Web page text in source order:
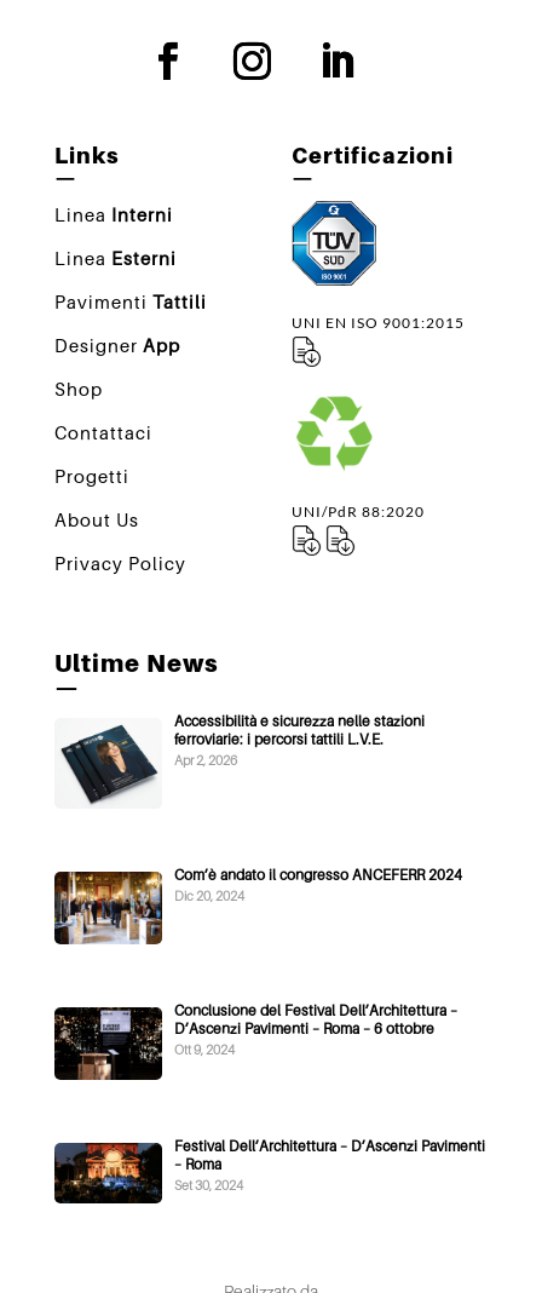
Links
—
Linea Interni
Linea Esterni
Pavimenti Tattili
Designer App
Shop
Contattaci
Progetti
About Us
Privacy Policy
Certificazioni
—
UNI EN ISO 9001:2015
UNI/PdR 88:2020
Ultime News
—
Accessibilità e sicurezza nelle stazioni
ferroviarie: i percorsi tattili L.V.E.
Apr 2, 2026
Com’è andato il congresso ANCEFERR 2024
Dic 20, 2024
Conclusione del Festival Dell’Architettura –
D’Ascenzi Pavimenti – Roma – 6 ottobre
Ott 9, 2024
Festival Dell’Architettura – D’Ascenzi Pavimenti
– Roma
Set 30, 2024